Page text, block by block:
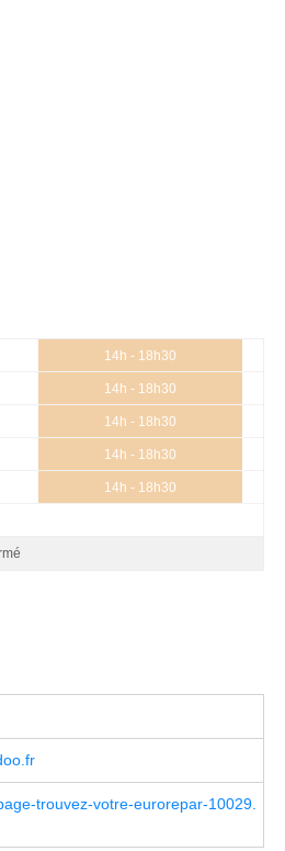
14h - 18h30
14h - 18h30
14h - 18h30
14h - 18h30
14h - 18h30
trouvez-votre-eurorepar-10029.